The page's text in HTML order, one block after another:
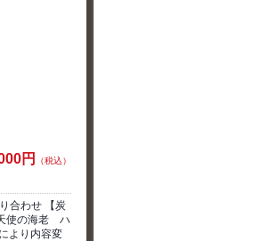
円 （税込）
合わせ 【炭
使の海老 ハ
より内容変